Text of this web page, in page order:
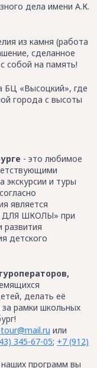
дела имени А.К.
из камня (работа
сделанное
собой на память!
БЦ «Высоцкий», где
города с высоты
- это любимое
экскурсии и туры
является
ДЛЯ ШКОЛЫ» при
развития
детского
делать её
рамки школьных
или
345-67-05; +7 (912)
программ вы